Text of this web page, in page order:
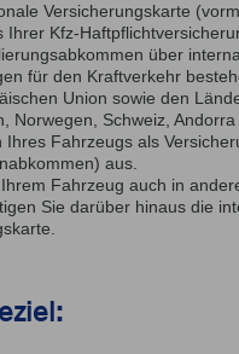
Versicherungskarte
Ihrer Kfz-
über
für den Kraftverkehr
Union sowie den
Norwegen, Schweiz,
Ihres Fahrzeugs als
aus.
Fahrzeug auch in
Sie darüber hinaus die